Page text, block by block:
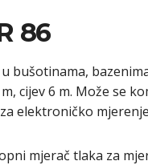
86
bušotinama,
cijev 6 m. Može se
za elektroničko
mjerač tlaka za